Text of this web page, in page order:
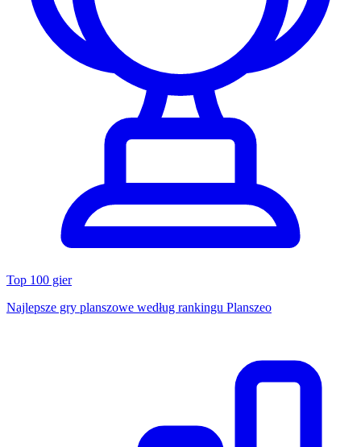
Top 100 gier
Najlepsze gry planszowe według rankingu Planszeo